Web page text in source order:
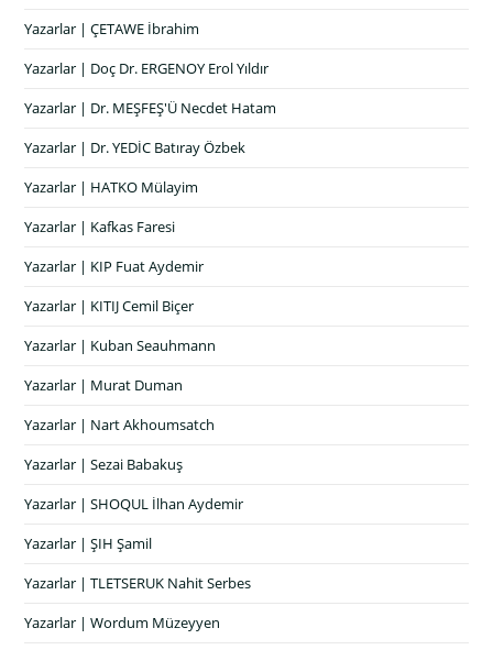
Yazarlar | ÇETAWE İbrahim
Yazarlar | Doç Dr. ERGENOY Erol Yıldır
Yazarlar | Dr. MEŞFEŞ'Ü Necdet Hatam
Yazarlar | Dr. YEDİC Batıray Özbek
Yazarlar | HATKO Mülayim
Yazarlar | Kafkas Faresi
Yazarlar | KIP Fuat Aydemir
Yazarlar | KITIJ Cemil Biçer
Yazarlar | Kuban Seauhmann
Yazarlar | Murat Duman
Yazarlar | Nart Akhoumsatch
Yazarlar | Sezai Babakuş
Yazarlar | SHOQUL İlhan Aydemir
Yazarlar | ŞIH Şamil
Yazarlar | TLETSERUK Nahit Serbes
Yazarlar | Wordum Müzeyyen